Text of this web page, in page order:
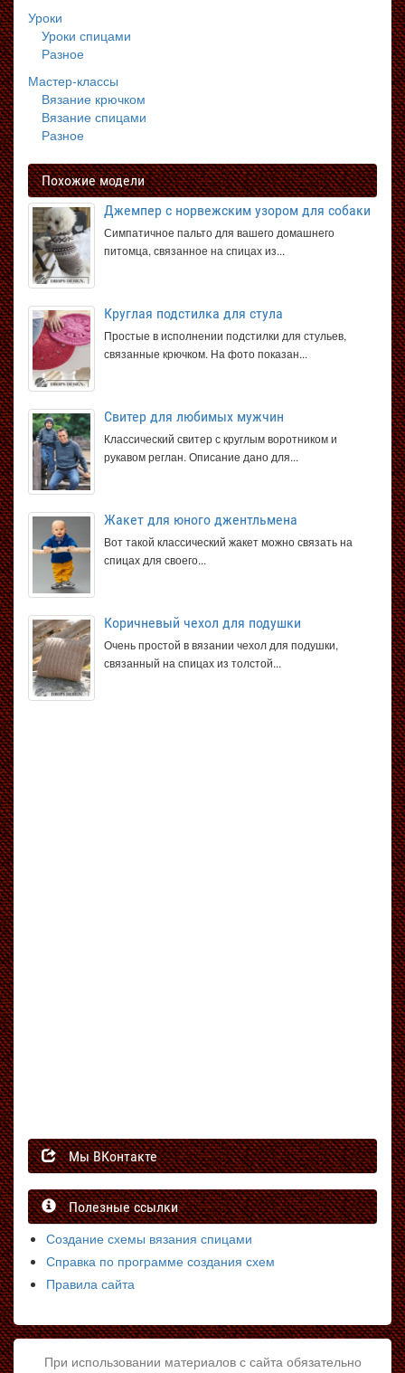
Уроки
Уроки спицами
Разное
Мастер-классы
Вязание крючком
Вязание спицами
Разное
Похожие модели
Джемпер с норвежским узором для собаки
Симпатичное пальто для вашего домашнего
питомца, связанное на спицах из...
Круглая подстилка для стула
Простые в исполнении подстилки для стульев,
связанные крючком. На фото показан...
Свитер для любимых мужчин
Классический свитер с круглым воротником и
рукавом реглан. Описание дано для...
Жакет для юного джентльмена
Вот такой классический жакет можно связать на
спицах для своего...
Коричневый чехол для подушки
Очень простой в вязании чехол для подушки,
связанный на спицах из толстой...
Мы ВКонтакте
Полезные ссылки
Создание схемы вязания спицами
Справка по программе создания схем
Правила сайта
При использовании материалов с сайта обязательно